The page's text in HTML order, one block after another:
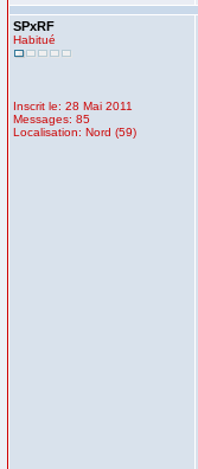
SPxRF
Habitué
Inscrit le: 28 Mai 2011
Messages: 85
Localisation: Nord (59)